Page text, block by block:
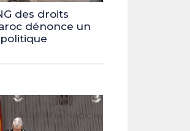
des droits
dénonce un